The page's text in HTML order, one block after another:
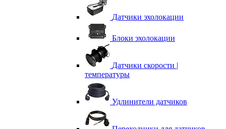
Датчики эхолокации
Блоки эхолокации
Датчики скорости |
температуры
Удлинители датчиков